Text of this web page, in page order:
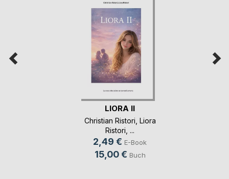
LIORA II
Christian Ristori Liora
Ristori , ...
2,49 € E-Book
15,00 € Buch